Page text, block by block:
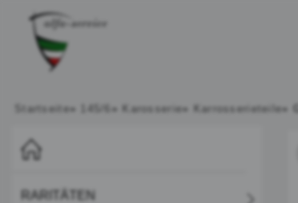
Startseite» » Karosserie» Karrosserieteile»
RARITÄTEN